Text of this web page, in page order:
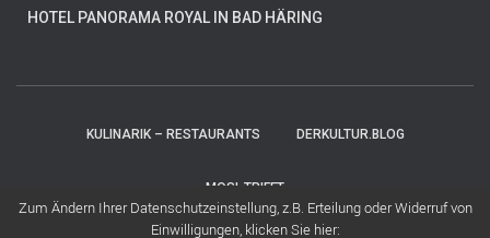
HOTEL PANORAMA ROYAL IN BAD HÄRING
KULINARIK – RESTAURANTS DERKULTUR.BLOG
MOSI-TRIFFT
Zum Ändern Ihrer Datenschutzeinstellung, z.B. Erteilung oder Widerruf von
Einwilligungen, klicken Sie hier: